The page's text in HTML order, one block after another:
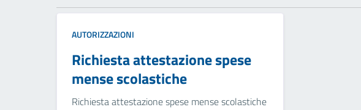
AUTORIZZAZIONI
Richiesta attestazione spese
mense scolastiche
Richiesta attestazione spese mense scolastiche